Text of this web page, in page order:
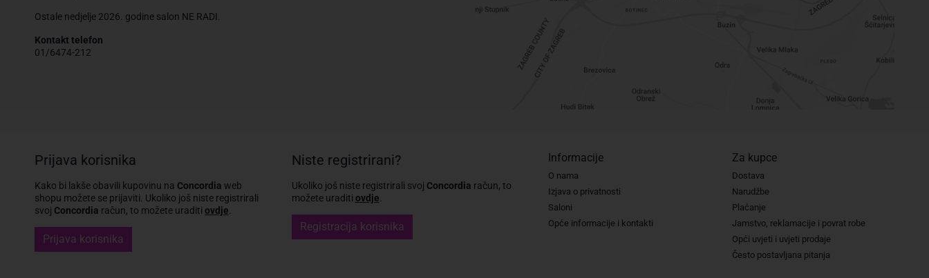
Ostale nedjelje 2026. godine salon NE RADI.
Kontakt telefon
01/6474-212
Prijava korisnika
Kako bi lakše obavili kupovinu na Concordia web
shopu možete se prijaviti. Ukoliko još niste registrirali
svoj Concordia račun, to možete uraditi ovdje
Prijava korisnika
Niste registrirani?
Ukoliko još niste registrirali svoj Concordia račun, to
možete uraditi ovdje
Registracija korisnika
Informacije
O nama
Izjava o privatnosti
Saloni
Opće informacije i kontakti
Za kupce
Dostava
Narudžbe
Plaćanje
Jamstvo, reklamacije i povrat robe
Opći uvjeti i uvjeti prodaje
Često postavljana pitanja